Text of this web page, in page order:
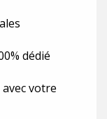
dédié
votre